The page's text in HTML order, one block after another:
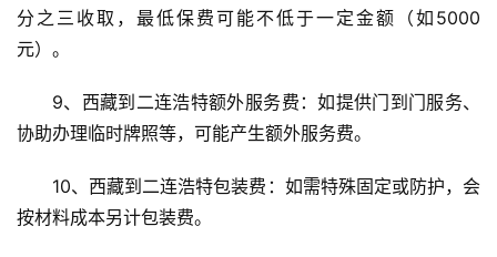
分之三收取，最低保费可能不低于一定金额（如5000
元）。
9、西藏到二连浩特额外服务费：如提供门到门服务、
协助办理临时牌照等，可能产生额外服务费。
10、西藏到二连浩特包装费：如需特殊固定或防护，会
按材料成本另计包装费。